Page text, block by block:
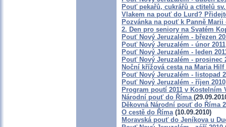
Pouť pekařů, cukrářů a ctitelů
Vlakem na pouť do Lurd?
Pozvánka na pouť k Panně Marii
2. Den pro seniory na Svatém
Pouť Nový Jeruzalém - březen
Pouť Nový Jeruzalém - únor 2011
Pouť Nový Jeruzalém - leden
Pouť Nový Jeruzalém - prosinec
Noční křížová cesta na Maria
Pouť Nový Jeruzalém - listopad
Pouť Nový Jeruzalém - říjen 2010
Program poutí 2011 v Kostelním
Národní pouť do Říma
Děkovná Národní pouť do Říma
O cestě do Říma(10.09.2010)
Moravská pouť do Jeníkova u